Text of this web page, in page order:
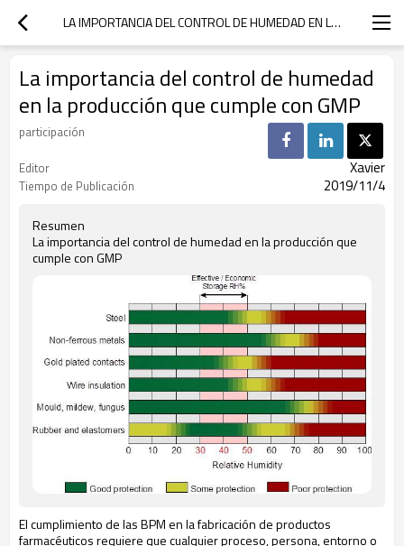
LA IMPORTANCIA DEL CONTROL DE HUMEDAD EN LA PRODUCCIÓN QUE CUMPLE CON GMP
La importancia del control de humedad
en la producción que cumple con GMP
participación
Editor
Xavier
Tiempo de Publicación 2019/11/4
Resumen
La importancia del control de humedad en la producción que
cumple con GMP
El cumplimiento de las BPM en la fabricación de productos
farmacéuticos requiere que cualquier proceso, persona, entorno o